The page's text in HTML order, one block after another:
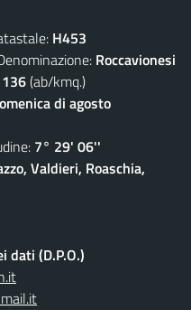
H453
Roccavionesi
136(ab/kmq.)
di agosto
7° 29' 06''
Valdieri, Roaschia,
dati (D.P.O.)